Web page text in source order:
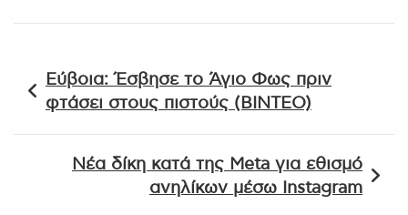
άρθρων
Εύβοια: Έσβησε το Άγιο Φως πριν
φτάσει στους πιστούς (ΒΙΝΤΕΟ)
Νέα δίκη κατά της Meta για εθισμό
ανηλίκων μέσω Instagram